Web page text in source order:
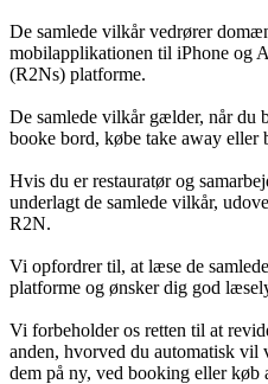
De samlede vilkår vedrører
mobilapplikationen til iPhone og
(R2Ns) platforme.
De samlede vilkår gælder, når du
booke bord, købe take away eller
Hvis du er restauratør og
underlagt de samlede vilkår,
R2N.
Vi opfordrer til, at læse de
platforme og ønsker dig god
Vi forbeholder os retten til at
anden, hvorved du automatisk vil
dem på ny, ved booking eller køb